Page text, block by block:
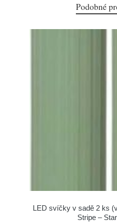
Podobné
LED svíčky v sadě 2 ks
Stripe –